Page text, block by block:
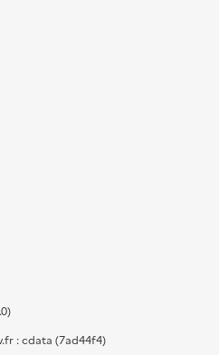
: cdata (7ad44f4)